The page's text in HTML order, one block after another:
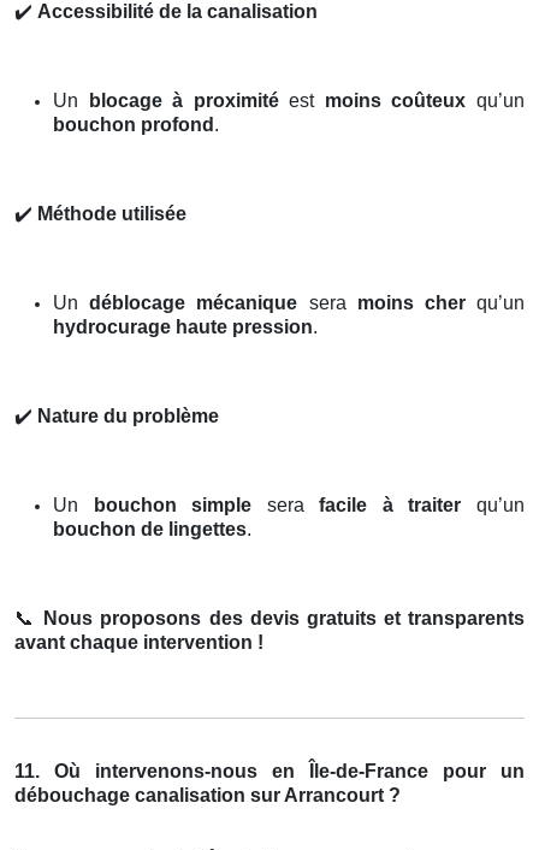
✔️ Accessibilité de la canalisation
Un blocage à proximitéest moins coûteux qu’un
bouchon profond .
✔️ Méthode utilisée
Undéblocage mécanique sera moins cherqu’un
hydrocurage haute pression.
✔️ Nature du problème
Un bouchon simple serafacile à traiter qu’un
bouchon de lingettes.
📞
Nous proposons des devis gratuits et transparents
avant chaque intervention !
11. Où intervenons-nous en Île-de-France pour un
débouchage canalisation sur Arrancourt ?